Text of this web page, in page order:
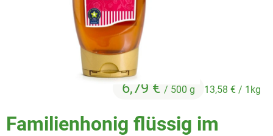
Trockensortiment
Natur-Drogerie
Großgebinde
Familienhonig flüssig im
6,79 € / 500 g 13,58 € / 1kg